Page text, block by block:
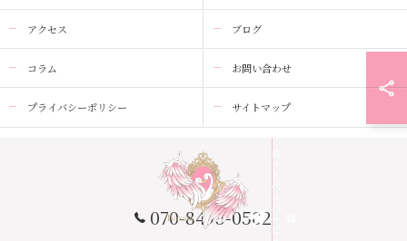
070-8495-0502
ホ
ペ
パ
ー
ビ
アクセス ブログ
コラム お問い合わせ
プライバシーポリシー サイトマップ